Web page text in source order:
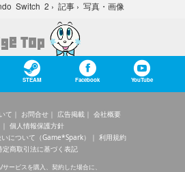
Switch 2 › 記事 › 写真・画像
STEAM Facebook YouTube
て お問合せ 広告掲載
会社概要
個人情報保護方針
について（Game*Spark）
利用規約
定商取引法に基づく表記
ービスを購入、契約した場合に、